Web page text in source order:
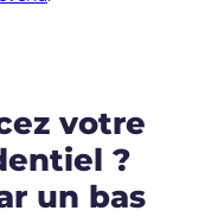
votre
?
un bas